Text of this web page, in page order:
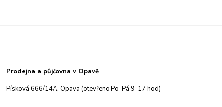
Prodejna a půjčovna v Opavě
Písková 666/14A, Opava (otevřeno Po-Pá 9-17 hod)